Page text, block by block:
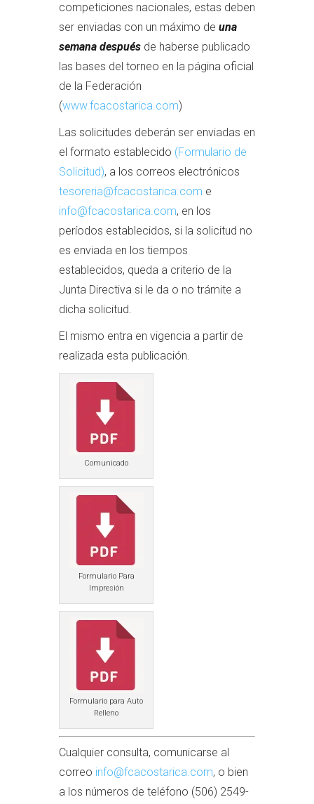
competiciones nacionales, estas deben
ser enviadas con un máximo de una
semana después de haberse publicado
las bases del torneo en la página oficial
de la Federación
(www.fcacostarica.com)
Las solicitudes deberán ser enviadas en
el formato establecido (Formulario de
Solicitud), a los correos electrónicos
tesoreria@fcacostarica.com e
info@fcacostarica.com, en los
períodos establecidos, si la solicitud no
es enviada en los tiempos
establecidos, queda a criterio de la
Junta Directiva si le da o no trámite a
dicha solicitud.
El mismo entra en vigencia a partir de
realizada esta publicación.
Comunicado
Formulario Para
Impresión
Formulario para Auto
Relleno
Cualquier consulta, comunicarse al
correo info@fcacostarica.com, o bien
a los números de teléfono (506) 2549-